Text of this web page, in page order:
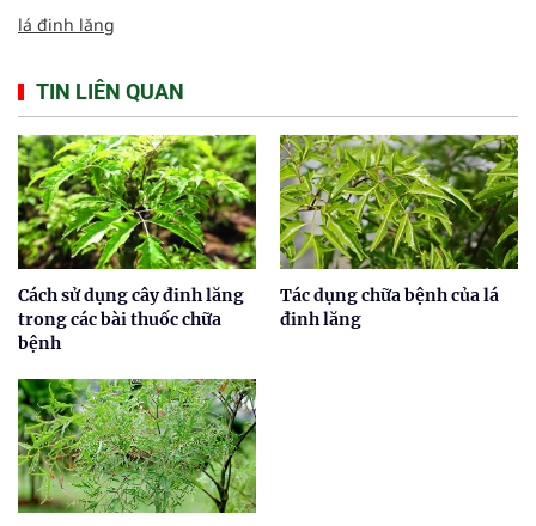
lá đinh lăng
TIN LIÊN QUAN
Cách sử dụng cây đinh lăng
trong các bài thuốc chữa
bệnh
Tác dụng chữa bệnh của lá
đinh lăng